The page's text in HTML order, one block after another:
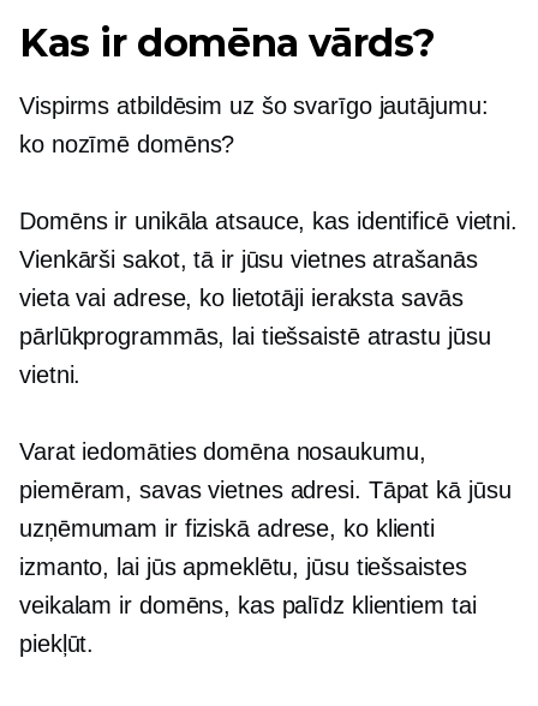
Kas ir domēna vārds?
Vispirms atbildēsim uz šo svarīgo jautājumu:
ko nozīmē domēns?
Domēns ir unikāla atsauce, kas identificē vietni.
Vienkārši sakot, tā ir jūsu vietnes atrašanās
vieta vai adrese, ko lietotāji ieraksta savās
pārlūkprogrammās, lai tiešsaistē atrastu jūsu
vietni.
Varat iedomāties domēna nosaukumu,
piemēram, savas vietnes adresi. Tāpat kā jūsu
uzņēmumam ir fiziskā adrese, ko klienti
izmanto, lai jūs apmeklētu, jūsu tiešsaistes
veikalam ir domēns, kas palīdz klientiem tai
piekļūt.